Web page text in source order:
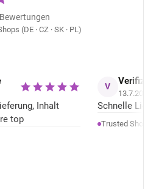
(DE · CZ · SK · PL)
Inhalt
top
V
13.7.2026
Schnelle
Trusted Shops